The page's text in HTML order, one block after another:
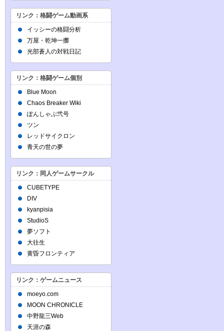
リンク：格闘ゲーム動画系
イッシーの格闘分析
万屋・乾坤一擲
光部蒼人の対戦日記
リンク：格闘ゲーム個別
Blue Moon
Chaos Breaker Wiki
ぽんしゃぶ弐号
ツン
レッドサイクロン
青天の世の夢
リンク：同人ゲームサークル
CUBETYPE
DIV
kyanpisia
StudioS
夢ソフト
大往生
黄昏フロンティア
リンク：ゲームニュース
moeyo.com
MOON CHRONICLE
中野龍三Web
天涯の森